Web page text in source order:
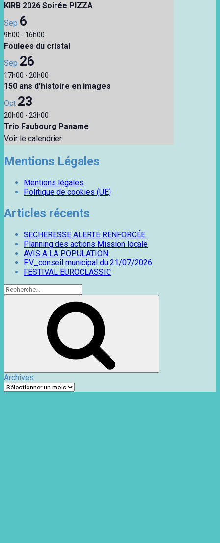
KIRB 2026 Soirée PIZZA
Sep 6
9h00 - 16h00
Foulees du cristal
Sep 26
17h00 - 20h00
150 ans d’histoire en images
Oct 23
20h00 - 23h00
Trio Faubourg Paname
Voir le calendrier
Mentions Légales
Mentions légales
Politique de cookies (UE)
Articles récents
SECHERESSE ALERTE RENFORCÉE.
Planning des actions Mission locale
AVIS A LA POPULATION
PV_conseil municipal du 21/07/2026
FESTIVAL EUROCLASSIC
Recherche
pour
Archives